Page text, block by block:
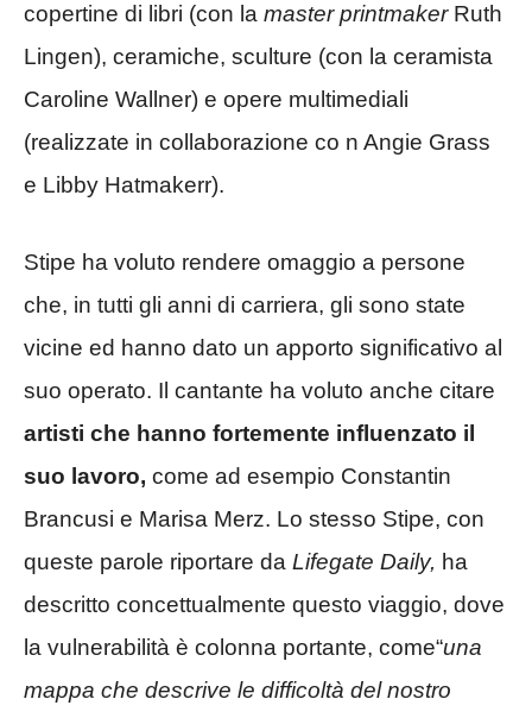
copertine di libri (con la master printmakerRuth
Lingen), ceramiche, sculture (con la ceramista
Caroline Wallner) e opere multimediali
(realizzate in collaborazione co n Angie Grass
e Libby Hatmakerr).
Stipe ha voluto rendere omaggio a persone
che, in tutti gli anni di carriera, gli sono state
vicine ed hanno dato un apporto significativo al
suo operato. Il cantante ha voluto anche citare
artisti che hanno fortemente influenzato il
suo lavoro, come ad esempio Constantin
Brancusi e Marisa Merz. Lo stesso Stipe, con
queste parole riportare da Lifegate Daily, ha
descritto concettualmente questo viaggio, dove
la vulnerabilità è colonna portante, come“una
mappa che descrive le difficoltà del nostro